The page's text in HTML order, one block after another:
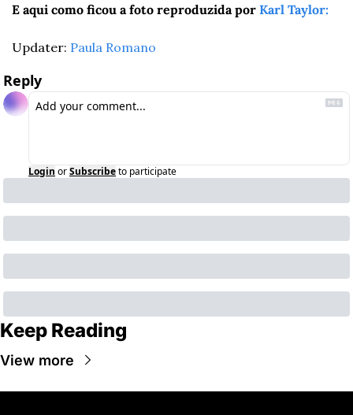
E aqui como ficou a foto reproduzida por Karl Taylor:
Updater: Paula Romano
Reply
Login orSubscribeto participate
Keep Reading
View more